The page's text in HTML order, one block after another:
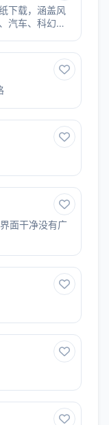
下载，涵盖风
汽车、科幻等
面干净没有广